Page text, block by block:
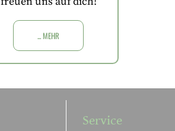
... MEHR
Service